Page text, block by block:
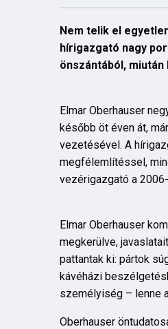
Nem telik el
hírigazgató nagy
önszántából,
Elmar Oberhauser
később öt éven át,
vezetésével. A
megfélemlítéssel,
vezérigazgató a
Elmar Oberhauser
megkerülve,
pattantak ki: pártok
kávéházi
személyiség – lenne
Oberhauser